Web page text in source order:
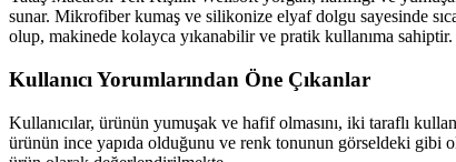
sunar. Mikrofiber kumaş ve silikonize elyaf dolgu sayesinde
olup, makinede kolayca yıkanabilir ve pratik kullanıma sahiptir.
Kullanıcı Yorumlarından Öne Çıkanlar
Kullanıcılar, ürünün yumuşak ve hafif olmasını, iki taraflı
ürünün ince yapıda olduğunu ve renk tonunun görseldeki gibi